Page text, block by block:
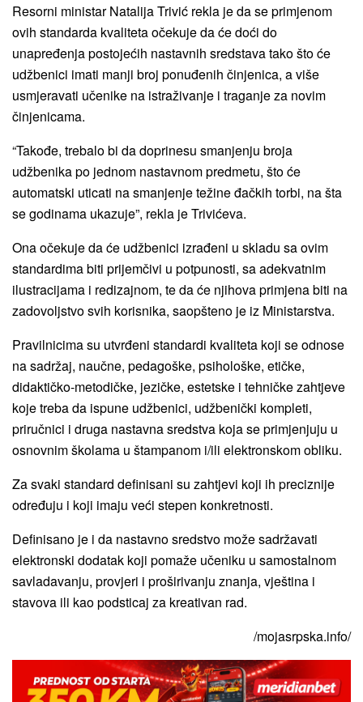
Resorni ministar Natalija Trivić rekla je da se primjenom
ovih standarda kvaliteta očekuje da će doći do
unapređenja postojećih nastavnih sredstava tako što će
udžbenici imati manji broj ponuđenih činjenica, a više
usmjeravati učenike na istraživanje i traganje za novim
činjenicama.
“Takođe, trebalo bi da doprinesu smanjenju broja
udžbenika po jednom nastavnom predmetu, što će
automatski uticati na smanjenje težine đačkih torbi, na šta
se godinama ukazuje”, rekla je Trivićeva.
Ona očekuje da će udžbenici izrađeni u skladu sa ovim
standardima biti prijemčivi u potpunosti, sa adekvatnim
ilustracijama i redizajnom, te da će njihova primjena biti na
zadovoljstvo svih korisnika, saopšteno je iz Ministarstva.
Pravilnicima su utvrđeni standardi kvaliteta koji se odnose
na sadržaj, naučne, pedagoške, psihološke, etičke,
didaktičko-metodičke, jezičke, estetske i tehničke zahtjeve
koje treba da ispune udžbenici, udžbenički kompleti,
priručnici i druga nastavna sredstva koja se primjenjuju u
osnovnim školama u štampanom i/ili elektronskom obliku.
Za svaki standard definisani su zahtjevi koji ih preciznije
određuju i koji imaju veći stepen konkretnosti.
Definisano je i da nastavno sredstvo može sadržavati
elektronski dodatak koji pomaže učeniku u samostalnom
savladavanju, provjeri i proširivanju znanja, vještina i
stavova ili kao podsticaj za kreativan rad.
/mojasrpska.info/